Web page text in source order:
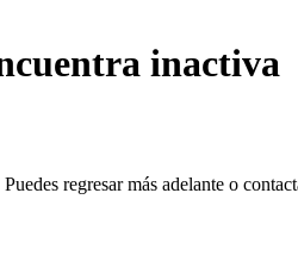
inactiva
regresar más adelante o